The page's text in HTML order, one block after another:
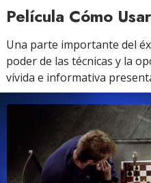
Película Cómo
Una parte importante del
poder de las técnicas y la
vívida e informativa